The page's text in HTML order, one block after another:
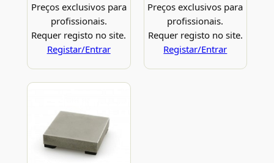
Preços exclusivos para
profissionais.
Requer registo no site.
Registar/Entrar
Preços exclusivos para
profissionais.
Requer registo no site.
Registar/Entrar